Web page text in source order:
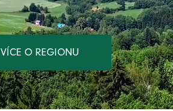
VÍCE O REGIONU